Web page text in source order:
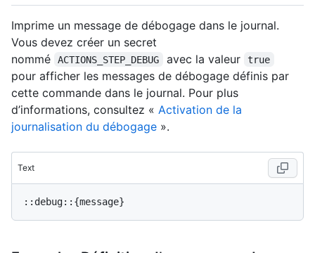
Imprime un message de débogage dans le journal.
Vous devez créer un secret
nommé
ACTIONS_STEP_DEBUG avec la valeur true
pour afficher les messages de débogage définis par
cette commande dans le journal. Pour plus
d’informations, consultez « Activation de la
journalisation du débogage ».
Text